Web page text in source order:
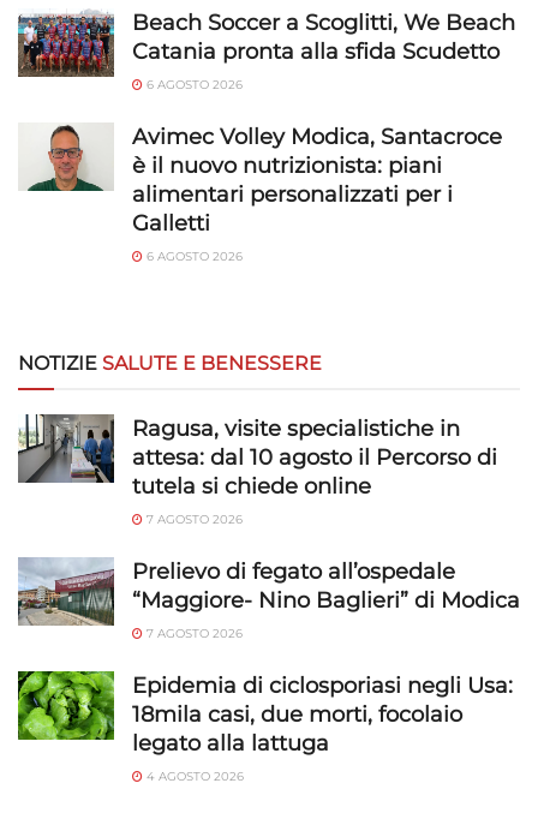
rilevare frodi, correggere errori, Erogare
e presentare pubblicità e contenuto,
Salvare e comunicare le scelte sulla
Sempre attivo
Beach Soccer a Scoglitti, We Beach
Catania pronta alla sfida Scudetto
6 AGOSTO 2026
Avimec Volley Modica, Santacroce
è il nuovo nutrizionista: piani
alimentari personalizzati per i
Galletti
6 AGOSTO 2026
NOTIZIE SALUTE E BENESSERE
Ragusa, visite specialistiche in
attesa: dal 10 agosto il Percorso di
tutela si chiede online
7 AGOSTO 2026
Prelievo di fegato all’ospedale
“Maggiore- Nino Baglieri” di Modica
7 AGOSTO 2026
Epidemia di ciclosporiasi negli Usa:
18mila casi, due morti, focolaio
legato alla lattuga
4 AGOSTO 2026